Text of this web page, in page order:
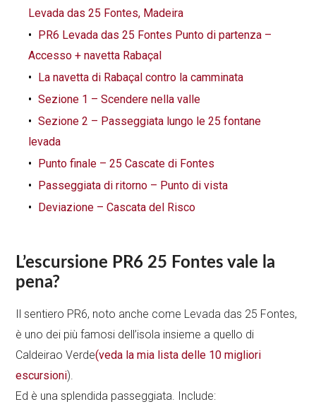
Levada das 25 Fontes, Madeira
PR6 Levada das 25 Fontes Punto di partenza –
Accesso + navetta Rabaçal
La navetta di Rabaçal contro la camminata
Sezione 1 – Scendere nella valle
Sezione 2 – Passeggiata lungo le 25 fontane
levada
Punto finale – 25 Cascate di Fontes
Passeggiata di ritorno – Punto di vista
Deviazione – Cascata del Risco
L’escursione PR6 25 Fontes vale la
pena?
Il sentiero PR6, noto anche come Levada das 25 Fontes,
è uno dei più famosi dell’isola insieme a quello di
Caldeirao Verde(veda la mia lista delle 10 migliori
escursioni).
Ed è una splendida passeggiata. Include: